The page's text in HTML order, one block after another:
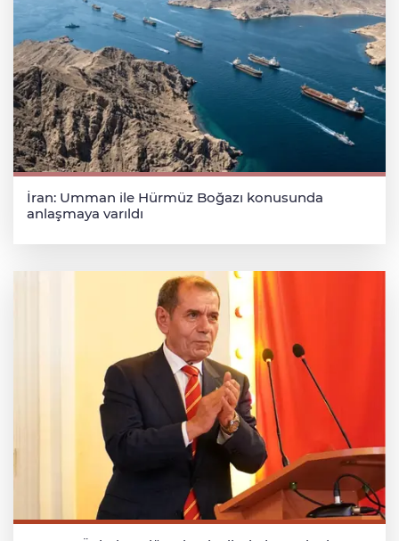
İran: Umman ile Hürmüz Boğazı konusunda
anlaşmaya varıldı